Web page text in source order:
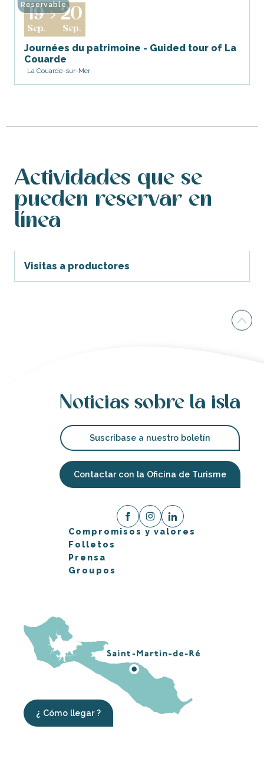
19
Sep.
20
Sep.
Journées du patrimoine - Guided tour of La
Couarde
La Couarde-sur-Mer
Reservable
Actividades que se
pueden reservar en
línea
Visitas a productores
Noticias sobre la isla
Suscríbase a nuestro boletín
Contactar con la Oficina de Turisme
Compromisos y valores
Folletos
Prensa
Groupos
¿ Cómo llegar ?